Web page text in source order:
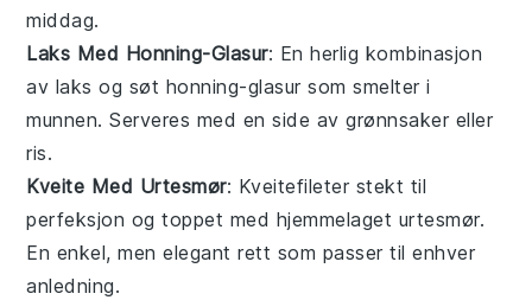
middag.
Laks Med Honning-Glasur: En herlig kombinasjon
av laks og søt honning-glasur som smelter i
munnen. Serveres med en side avgrønnsaker eller
ris.
Kveite Med Urtesmør: Kveitefileter stekt til
perfeksjon og toppet med hjemmelaget urtesmør.
En enkel, men elegant rett som passer til enhver
anledning.